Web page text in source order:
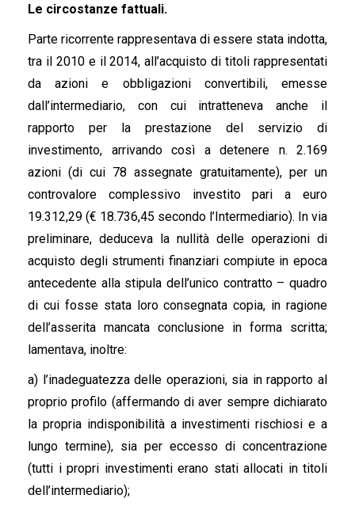
Le circostanze fattuali.
Parte ricorrente rappresentava di essere stata indotta,
tra il 2010 e il 2014, all’acquisto di titoli rappresentati
da azioni e obbligazioni convertibili, emesse
dall’intermediario, con cui intratteneva anche il
rapporto per la prestazione del servizio di
investimento, arrivando così a detenere n. 2.169
azioni (di cui 78 assegnate gratuitamente), per un
controvalore complessivo investito pari a euro
19.312,29 (€ 18.736,45 secondo l’Intermediario). In via
preliminare, deduceva la nullità delle operazioni di
acquisto degli strumenti finanziari compiute in epoca
antecedente alla stipula dell’unico contratto – quadro
di cui fosse stata loro consegnata copia, in ragione
dell’asserita mancata conclusione in forma scritta;
lamentava, inoltre:
a) l’inadeguatezza delle operazioni, sia in rapporto al
proprio profilo (affermando di aver sempre dichiarato
la propria indisponibilità a investimenti rischiosi e a
lungo termine), sia per eccesso di concentrazione
(tutti i propri investimenti erano stati allocati in titoli
dell’intermediario);